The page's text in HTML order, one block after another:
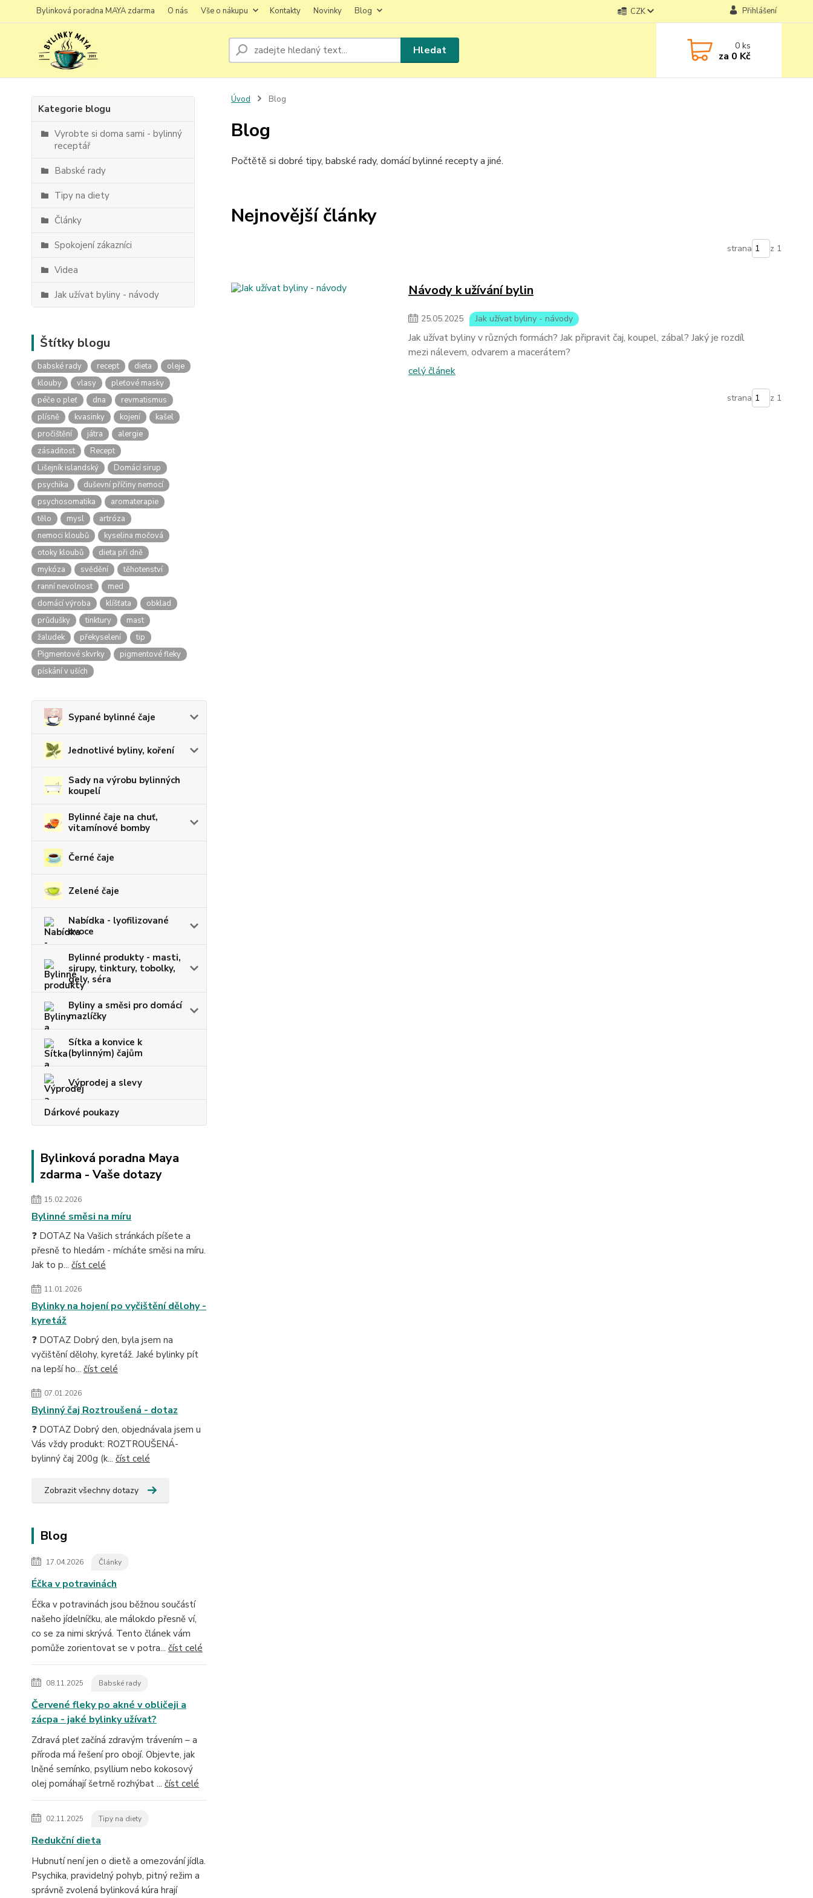
Bylinková poradna MAYA zdarma O nás Vše o nákupu Kontakty Novinky Blog CZK Přihlášení
Hledat 0ks
za 0 Kč
Kategorie blogu
Vyrobte si doma sami - bylinný
receptář
Babské rady
Tipy na diety
Články
Spokojení zákazníci
Videa
Jak užívat byliny - návody
Štítky blogu
babské rady recept dieta
oleje
klouby
vlasy
pleťové masky
péče o pleť
dna
revmatismus
plísně
kvasinky kojení
kašel
pročištění
játra
alergie
zásaditost
Recept
Lišejník islandský
Domácí sirup
psychika
duševní příčiny nemocí
psychosomatika
aromaterapie
tělo
mysl
artróza
nemoci kloubů
kyselina močová
otoky kloubů
dieta při dně
mykóza
svědění
těhotenství
ranní nevolnost
med
domácí výroba
klíšťata
obklad
průdušky
tinktury
mast
žaludek
překyselení
tip
Pigmentové skvrky
pigmentové fleky
pískání v uších
Sypané bylinné čaje
Jednotlivé byliny, koření
Sady na výrobu bylinných
koupelí
Bylinné čaje na chuť,
vitamínové bomby
Černé čaje
Zelené čaje
Nabídka - lyofilizované
ovoce
Bylinné produkty - masti,
sirupy, tinktury, tobolky,
gely, séra
Byliny a směsi pro domácí
mazlíčky
Sítka a konvice k
(bylinným) čajům
Výprodej a slevy
Dárkové poukazy
Bylinková poradna Maya
zdarma - Vaše dotazy
15.02.2026
Bylinné směsi na míru
❓ DOTAZ Na Vašich stránkách píšete a
přesně to hledám - mícháte směsi na míru.
Jak to p... číst celé
11.01.2026
Bylinky na hojení po vyčištění dělohy -
kyretáž
❓ DOTAZ Dobrý den, byla jsem na
vyčištění dělohy, kyretáž. Jaké bylinky pít
na lepší ho... číst celé
07.01.2026
Bylinný čaj Roztroušená - dotaz
❓ DOTAZ Dobrý den, objednávala jsem u
Vás vždy produkt: ROZTROUŠENÁ-
bylinný čaj 200g (k... číst celé
Zobrazit všechny dotazy
Blog
17.04.2026 Články
Éčka v potravinách
Éčka v potravinách jsou běžnou součástí
našeho jídelníčku, ale málokdo přesně ví,
co se za nimi skrývá. Tento článek vám
pomůže zorientovat se v potra... číst celé
08.11.2025 Babské rady
Červené fleky po akné v obličeji a
zácpa - jaké bylinky užívat?
Zdravá pleť začíná zdravým trávením – a
příroda má řešení pro obojí. Objevte, jak
lněné semínko, psyllium nebo kokosový
olej pomáhají šetrně rozhýbat ... číst celé
02.11.2025 Tipy na diety
Redukční dieta
Hubnutí není jen o dietě a omezování jídla.
Psychika, pravidelný pohyb, pitný režim a
správně zvolená bylinková kúra hrají
Úvod Blog
Blog
Počtětě si dobré tipy, babské rady, domácí bylinné recepty a jiné.
Nejnovější články
strana z 1
Návody k užívání bylin
25.05.2025 Jak užívat byliny - návody
Jak užívat byliny v různých formách? Jak připravit čaj, koupel, zábal? Jaký je rozdíl
mezi nálevem, odvarem a macerátem?
celý článek
strana z 1